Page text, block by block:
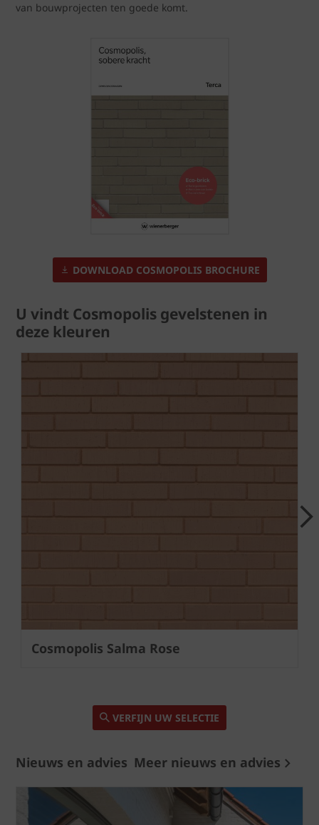
van bouwprojecten ten goede komt.
DOWNLOAD COSMOPOLIS BROCHURE
U vindt Cosmopolis gevelstenen in
deze kleuren
Cosmopolis Salma Rose
VERFIJN UW SELECTIE
Nieuws en advies Meer nieuws en advies